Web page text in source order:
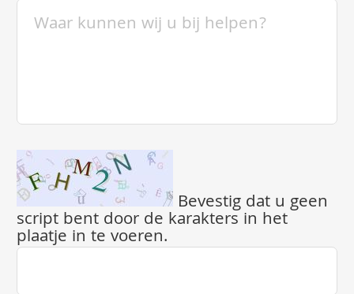
Bevestig dat u geen
script bent door de karakters in het
plaatje in te voeren.